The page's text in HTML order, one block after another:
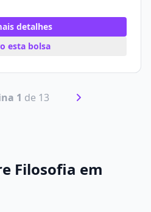
detalhes
esta bolsa
1 de 13
Filosofia em